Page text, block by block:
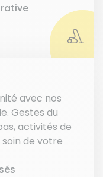
avec nos
Gestes du
activités de
soin de votre